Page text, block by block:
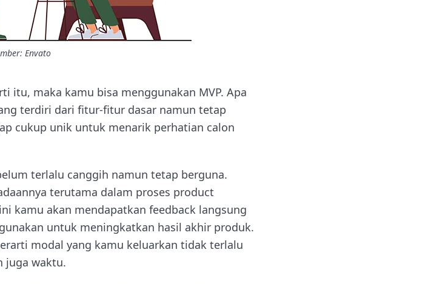
Envato
itu, maka kamu bisa menggunakan MVP. Apa
terdiri dari fitur-fitur dasar namun tetap
cukup unik untuk menarik perhatian calon
terlalu canggih namun tetap berguna.
terutama dalam proses product
kamu akan mendapatkan feedback langsung
untuk meningkatkan hasil akhir produk.
modal yang kamu keluarkan tidak terlalu
juga waktu.